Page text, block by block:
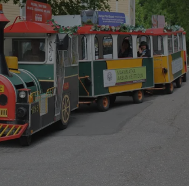
Nimi
Palveluntarjoaja /
Verkkotunnus
_ga
Google LLC
_ga_2VE62Q7WT9